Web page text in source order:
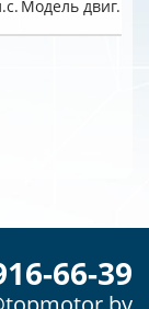
Модель двиг.
66-39